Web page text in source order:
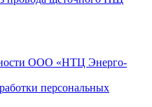
ООО «НТЦ Энерго-
персональных